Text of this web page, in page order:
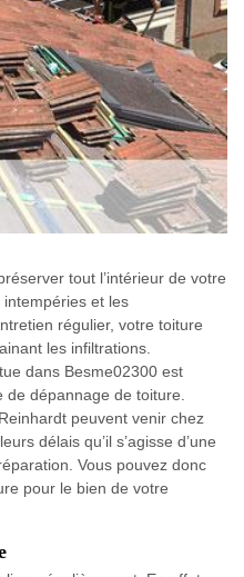
tout l’intérieur de votre
et les
régulier, votre toiture
les infiltrations.
dans Besme02300 est
dépannage de toiture.
peuvent venir chez
délais qu’il s’agisse d’une
Vous pouvez donc
pour le bien de votre